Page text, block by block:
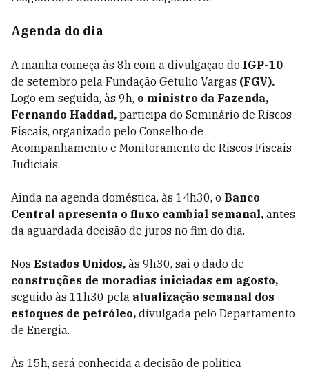
Agenda do dia
A manhã começa às 8h com a divulgação do IGP-10
de setembro pela Fundação Getulio Vargas (FGV).
Logo em seguida, às 9h, o ministro da Fazenda,
Fernando Haddad, participa do Seminário de Riscos
Fiscais, organizado pelo Conselho de
Acompanhamento e Monitoramento de Riscos Fiscais
Judiciais.
Ainda na agenda doméstica, às 14h30, o Banco
Central apresenta o fluxo cambial semanal, antes
da aguardada decisão de juros no fim do dia.
Nos Estados Unidos, às 9h30, sai o dado de
construções de moradias iniciadas em agosto,
seguido às 11h30 pela atualização semanal dos
estoques de petróleo, divulgada pelo Departamento
de Energia.
Às 15h, será conhecida a decisão de política